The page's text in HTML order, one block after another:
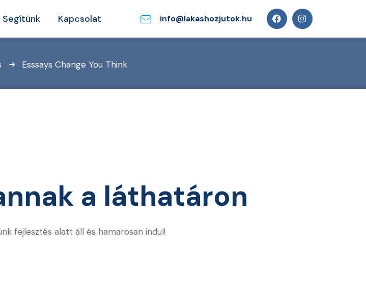
Segítünk Kapcsolat info@lakashozjutok.hu
Esssays Change You Think
a láthatáron
fejlesztés alatt áll és hamarosan indul!